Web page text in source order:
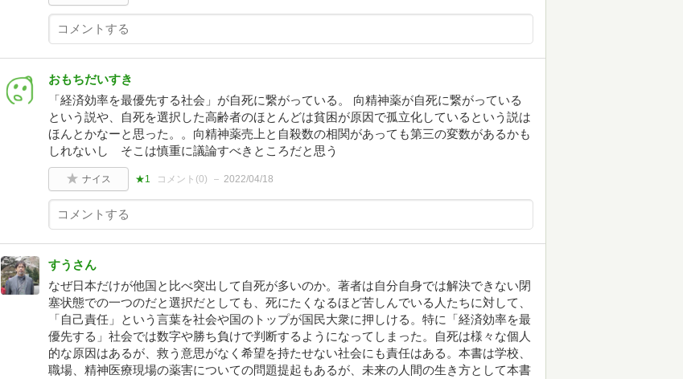
おもちだいすき
「経済効率を最優先する社会」が自死に繋がっている。 向精神薬が自死に繋がっている
という説や、自死を選択した高齢者のほとんどは貧困が原因で孤立化しているという説は
ほんとかなーと思った。。向精神薬売上と自殺数の相関があっても第三の変数があるかも
しれないし そこは慎重に議論すべきところだと思う
ナイス ★1 コメント(0) 2022/04/18
すうさん
なぜ日本だけが他国と比べ突出して自死が多いのか。著者は自分自身では解決できない閉
塞状態での一つのだと選択だとしても、死にたくなるほど苦しんでいる人たちに対して、
「自己責任」という言葉を社会や国のトップが国民大衆に押しける。特に「経済効率を最
優先する」社会では数字や勝ち負けで判断するようになってしまった。自死は様々な個人
的な原因はあるが、救う意思がなく希望を持たせない社会にも責任はある。本書は学校、
職場、精神医療現場の薬害についての問題提起もあるが、未来の人間の生き方として本書